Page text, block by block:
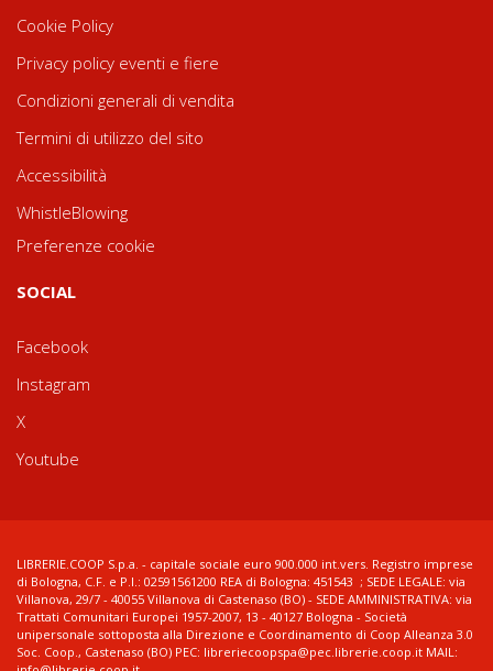
Cookie Policy
Privacy policy eventi e fiere
Condizioni generali di vendita
Termini di utilizzo del sito
Accessibilità
WhistleBlowing
Preferenze cookie
SOCIAL
Facebook
Instagram
X
Youtube
LIBRERIE.COOP S.p.a. - capitale sociale euro 900.000 int.vers. Registro imprese
di Bologna, C.F. e P.I.: 02591561200 REA di Bologna: 451543 ; SEDE LEGALE: via
Villanova, 29/7 - 40055 Villanova di Castenaso (BO) - SEDE AMMINISTRATIVA: via
Trattati Comunitari Europei 1957-2007, 13 - 40127 Bologna - Società
unipersonale sottoposta alla Direzione e Coordinamento di Coop Alleanza 3.0
Soc. Coop., Castenaso (BO) PEC: libreriecoopspa@pec.librerie.coop.it MAIL: